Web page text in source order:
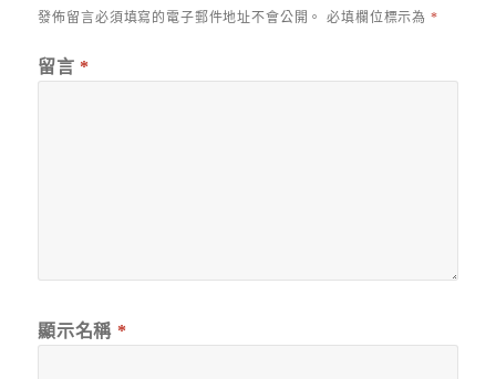
發佈留言必須填寫的電子郵件地址不會公開。 必填欄位標示為 *
留言 *
顯示名稱 *